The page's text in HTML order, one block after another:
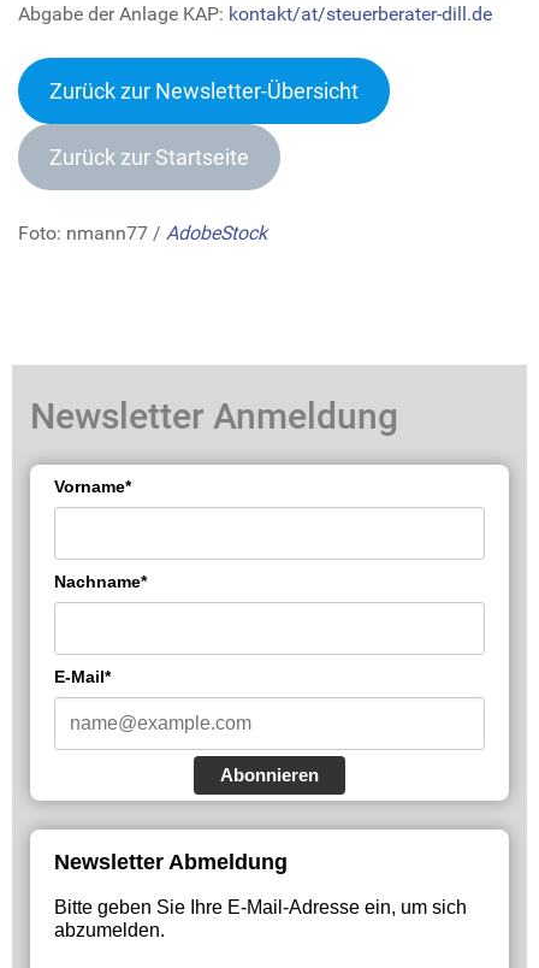
Abgabe der Anlage KAP: kontakt/at/steuerberater-dill.de
Zurück zur Newsletter-Übersicht
Zurück zur Startseite
Foto: nmann77 / AdobeStock
Newsletter Anmeldung
Vorname*
Nachname*
E-Mail*
Abonnieren
Newsletter Abmeldung
Bitte geben Sie Ihre E-Mail-Adresse ein, um sich
abzumelden.